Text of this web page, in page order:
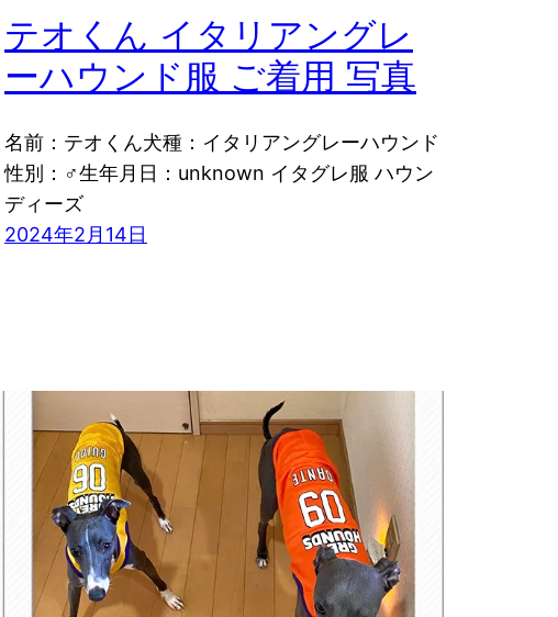
テオくん イタリアングレ
ーハウンド服 ご着用 写真
名前：テオくん犬種：イタリアングレーハウンド
性別：♂生年月日：unknown イタグレ服 ハウン
ディーズ
2024年2月14日